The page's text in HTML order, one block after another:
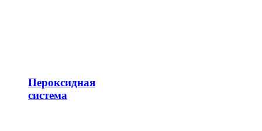
Пероксидная
система